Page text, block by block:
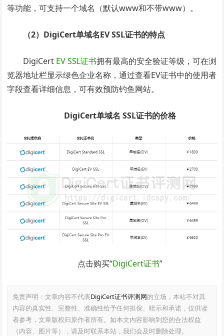
等功能，可支持一个域名（默认www和不带www）。
（2）DigiCert单域名EV SSL证书的特点
DigiCert EV SSL证书拥有最高的安全验证等级，可在浏
览器地址栏显示绿色企业名称，通过查看EV证书中的使用者
字段查看详细信息，可有效预防钓鱼网站。
DigiCert单域名 SSL证书的价格
点击购买“DigiCert证书”
免责声明：文章内容不代表DigiCert证书评测网的立场，本站不对其
内容的真实性、完整性、准确性给予任何担保、暗示和承诺，仅供读
者参考，文章版权归原作者所有。如本文内容影响到您的合法权益
（内容、图片等），请及时联系本站，我们会及时删除处理。